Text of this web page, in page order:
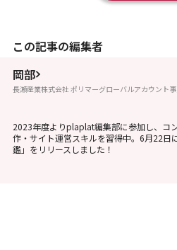
この記事の編集者
岡部
長瀬産業株式会社 ポリマーグローバルアカウント
2023年度よりplaplat編集部に参加し、コ
作・サイト運営スキルを習得中。6月22日
鑑」をリリースしました！